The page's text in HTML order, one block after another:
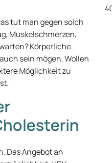
tut man gegen solch
Muskelschmerzen,
Körperliche
sein mögen. Wollen
Möglichkeit zu
Das Angebot an